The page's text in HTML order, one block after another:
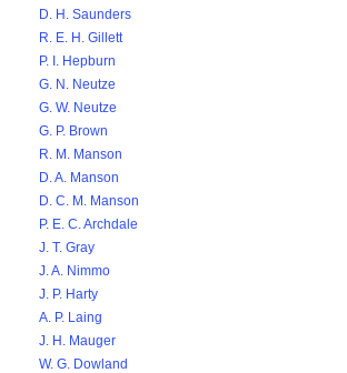
D. H. Saunders
R. E. H. Gillett
P. I. Hepburn
G. N. Neutze
G. W. Neutze
G. P. Brown
R. M. Manson
D. A. Manson
D. C. M. Manson
P. E. C. Archdale
J. T. Gray
J. A. Nimmo
J. P. Harty
A. P. Laing
J. H. Mauger
W. G. Dowland